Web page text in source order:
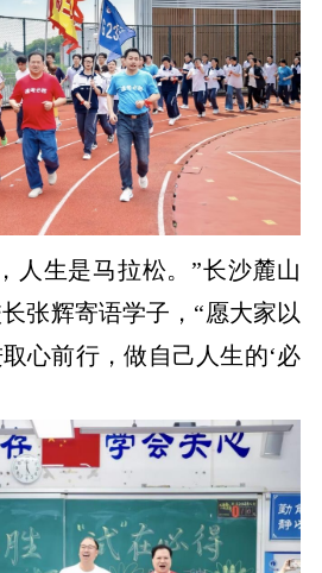
人生是马拉松。”长沙麓山
张辉寄语学子，“愿大家以
心前行，做自己人生的‘必